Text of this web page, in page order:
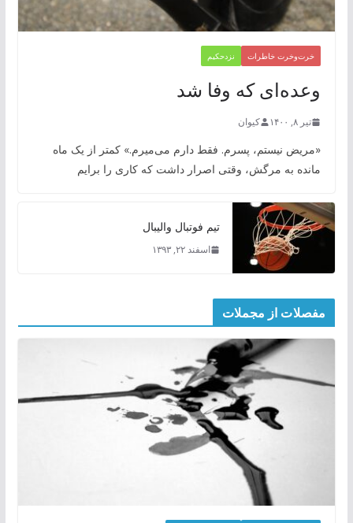
خرت‌وخرت خاطرات نزدحکیم
‌وعده‌ای که وفا شد
تیر ۸, ۱۴۰۰ کیوان
«مریض نیستم، پسرم. فقط دارم می‌میرم.» کمتر از یک ماه
مانده به مرگش، وقتی اصرار داشت که کاری را برایم
تیم فوتبال والیبال
اسفند ۲۲, ۱۳۹۳
مفصلات از مجملات